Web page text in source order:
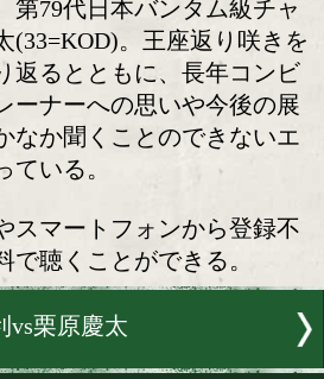
MCを務める「rsc
回 だいごのNO
、7日からオンエアし
、第79代日本バンタム
太(33=KOD)。王座返
り返るとともに、長
レーナーへの思いや